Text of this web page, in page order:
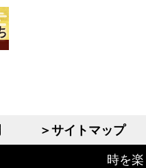
＞サイトマップ
時を